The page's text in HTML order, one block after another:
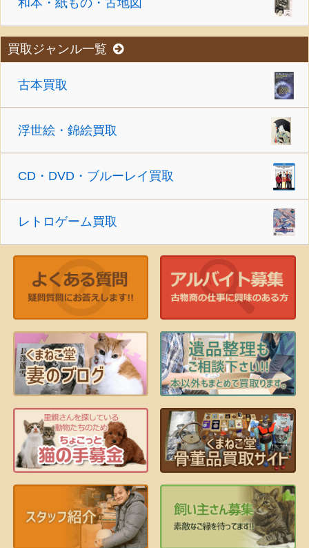
和本・紙もの・古地図
買取ジャンル一覧
古本買取
浮世絵・錦絵買取
CD・DVD・ブルーレイ買取
レトロゲーム買取